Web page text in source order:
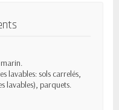
lavables: sols carrelés,
lavables), parquets.